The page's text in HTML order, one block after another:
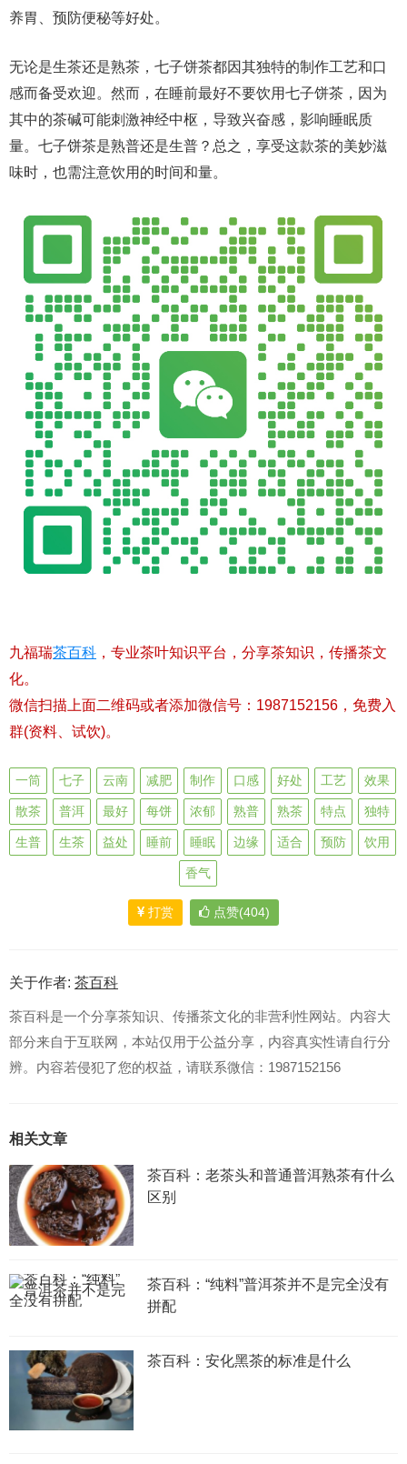
养胃、预防便秘等好处。
无论是生茶还是熟茶，七子饼茶都因其独特的制作工艺和口
感而备受欢迎。然而，在睡前最好不要饮用七子饼茶，因为
其中的茶碱可能刺激神经中枢，导致兴奋感，影响睡眠质
量。七子饼茶是熟普还是生普？总之，享受这款茶的美妙滋
味时，也需注意饮用的时间和量。
九福瑞茶百科 ，专业茶叶知识平台，分享茶知识，传播茶文
化。
微信扫描上面二维码或者添加微信号：1987152156，免费入
群(资料、试饮)。
一筒 七子 云南 减肥 制作 口感 好处 工艺 效果
散茶 普洱 最好 每饼 浓郁 熟普 熟茶 特点 独特
生普 生茶 益处 睡前 睡眠 边缘 适合 预防 饮用
香气
打赏 点赞(404)
关于作者: 茶百科
茶百科是一个分享茶知识、传播茶文化的非营利性网站。内容大
部分来自于互联网，本站仅用于公益分享，内容真实性请自行分
辨。内容若侵犯了您的权益，请联系微信：1987152156
相关文章
茶百科：老茶头和普通普洱熟茶有什么
区别
茶百科：“纯料”普洱茶并不是完全没有
拼配
茶百科：安化黑茶的标准是什么